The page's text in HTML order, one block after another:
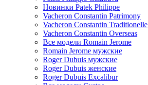
Новинки Patek Philippe
Vacheron Constantin Patrimony
Vacheron Constantin Traditionelle
Vacheron Constantin Overseas
Все модели Romain Jerome
Romain Jerome мужские
Roger Dubuis мужские
Roger Dubuis женские
Roger Dubuis Excalibur